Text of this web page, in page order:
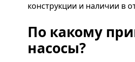
конструкции и наличии в
По какому
насосы?